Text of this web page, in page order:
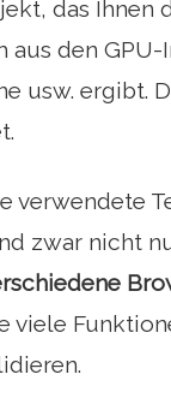
das Ihnen
den
usw. ergibt.
verwendete
zwar nicht
viele